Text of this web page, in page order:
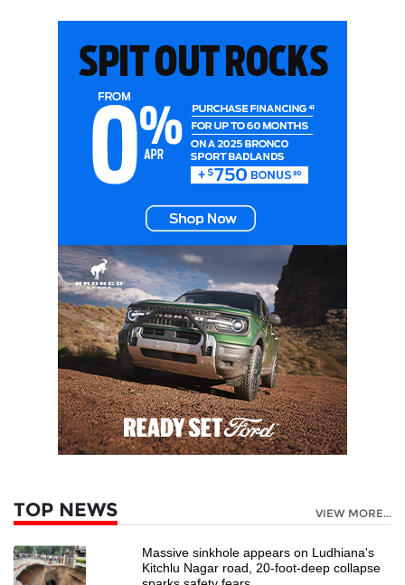
TOP NEWS VIEW MORE...
Massive sinkhole appears on Ludhiana's
Kitchlu Nagar road, 20-foot-deep collapse